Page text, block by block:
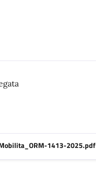
1413-2025.pdf